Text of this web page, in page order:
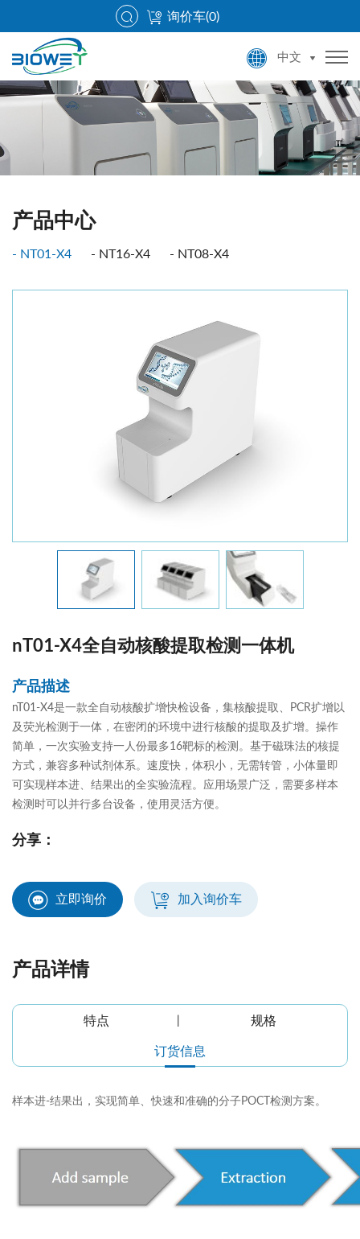
询价车(0)
中文
产品中心
NT01-X4 NT16-X4 NT08-X4
nT01-X4全自动核酸提取检测一体机
产品描述
nT01-X4是一款全自动核酸扩增快检设备，集核酸提取、PCR扩增以
及荧光检测于一体，在密闭的环境中进行核酸的提取及扩增。操作
简单，一次实验支持一人份最多16靶标的检测。基于磁珠法的核提
方式，兼容多种试剂体系。速度快，体积小，无需转管，小体量即
可实现样本进、结果出的全实验流程。应用场景广泛，需要多样本
检测时可以并行多台设备，使用灵活方便。
分享：
立即询价 加入询价车
产品详情
特点
规格
订货信息
样本进-结果出，实现简单、快速和准确的分子POCT检测方案。